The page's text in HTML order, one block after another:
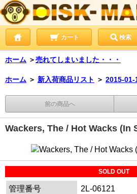
カート 検索
ホーム ＞売れてしまいました・・・
ホーム ＞ 新入荷商品リスト ＞ 2015-
前の商品へ
Wackers, The / Hot Wacks (In
SOLD OUT
管理番号
2L-06121